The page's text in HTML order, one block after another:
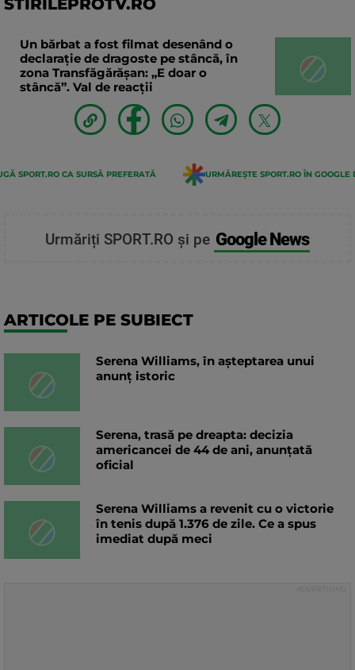
Un bărbat a fost filmat desenând o
declaraţie de dragoste pe stâncă, în
zona Transfăgărăşan: „E doar o
stâncă”. Val de reacții
SPORT.RO CA SURSĂ PREFERATĂ URMĂREȘTE SPORT.RO ÎN GOOGLE
Urmăriți SPORT.RO și pe Google News
ARTICOLE PE SUBIECT
Serena Williams, în așteptarea unui
anunț istoric
Serena, trasă pe dreapta: decizia
americancei de 44 de ani, anunțată
oficial
Serena Williams a revenit cu o victorie
în tenis după 1.376 de zile. Ce a spus
imediat după meci